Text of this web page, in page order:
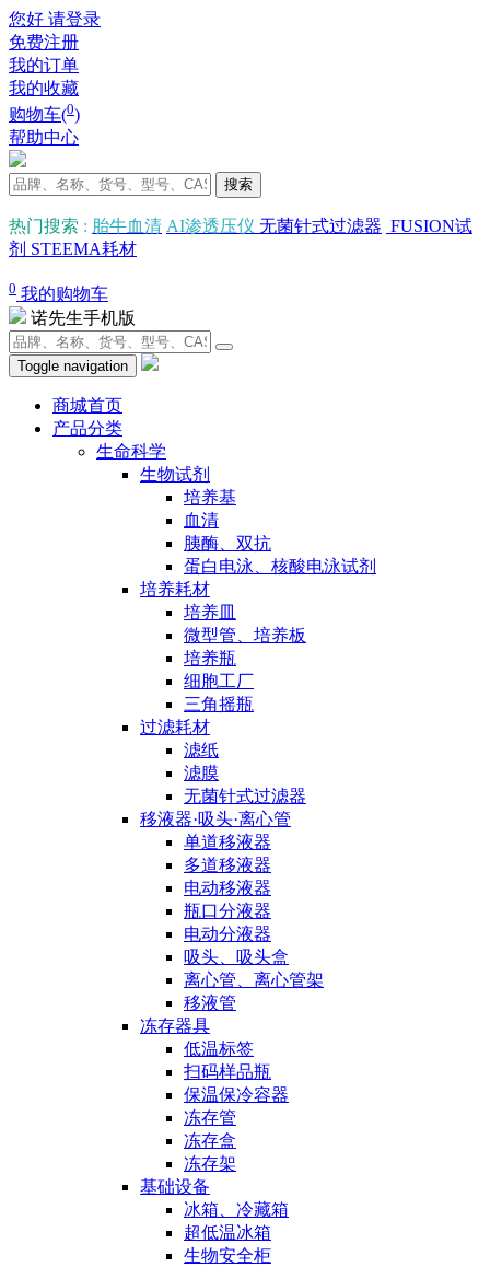
您好 请登录
免费注册
我的订单
我的收藏
购物车(0)
帮助中心
搜索
热门搜索 : 胎牛血清 AI渗透压仪 无菌针式过滤器 FUSION试
剂 STEEMA耗材
0 我的购物车
诺先生手机版
Toggle navigation
商城首页
产品分类
生命科学
生物试剂
培养基
血清
胰酶、双抗
蛋白电泳、核酸电泳试剂
培养耗材
培养皿
微型管、培养板
培养瓶
细胞工厂
三角摇瓶
过滤耗材
滤纸
滤膜
无菌针式过滤器
移液器·吸头·离心管
单道移液器
多道移液器
电动移液器
瓶口分液器
电动分液器
吸头、吸头盒
离心管、离心管架
移液管
冻存器具
低温标签
扫码样品瓶
保温保冷容器
冻存管
冻存盒
冻存架
基础设备
冰箱、冷藏箱
超低温冰箱
生物安全柜